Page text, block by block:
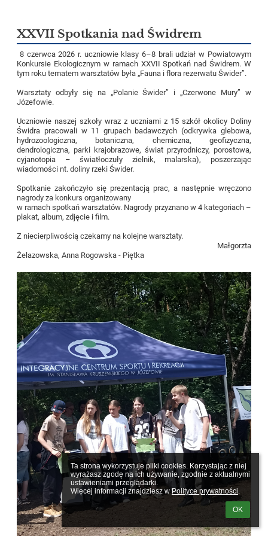
Ta strona wykorzystuje pliki cookies. Korzystając z niej
wyrażasz zgodę na ich używanie, zgodnie z aktualnymi
ustawieniami przeglądarki.
Więcej informacji znajdziesz w Polityce prywatności.
OK
XXVII Spotkania nad Świdrem
8 czerwca 2026 r. uczniowie klasy 6–8 brali udział w Powiatowym
Konkursie Ekologicznym w ramach XXVII Spotkań nad Świdrem. W
tym roku tematem warsztatów była „Fauna i flora rezerwatu Świder”.
Warsztaty odbyły się na „Polanie Świder” i „Czerwone Mury” w
Józefowie.
Uczniowie naszej szkoły wraz z uczniami z 15 szkół okolicy Doliny
Świdra pracowali w 11 grupach badawczych (odkrywka glebowa,
hydrozoologiczna, botaniczna, chemiczna, geofizyczna,
dendrologiczna, parki krajobrazowe, świat przyrodniczy, porostowa,
cyjanotopia – światłoczuły zielnik, malarska), poszerzając
wiadomości nt. doliny rzeki Świder.
Spotkanie zakończyło się prezentacją prac, a następnie wręczono
nagrody za konkurs organizowany
w ramach spotkań warsztatów. Nagrody przyznano w 4 kategoriach –
plakat, album, zdjęcie i film.
Z niecierpliwością czekamy na kolejne warsztaty.
Małgorzta
Żelazowska, Anna Rogowska - Piętka